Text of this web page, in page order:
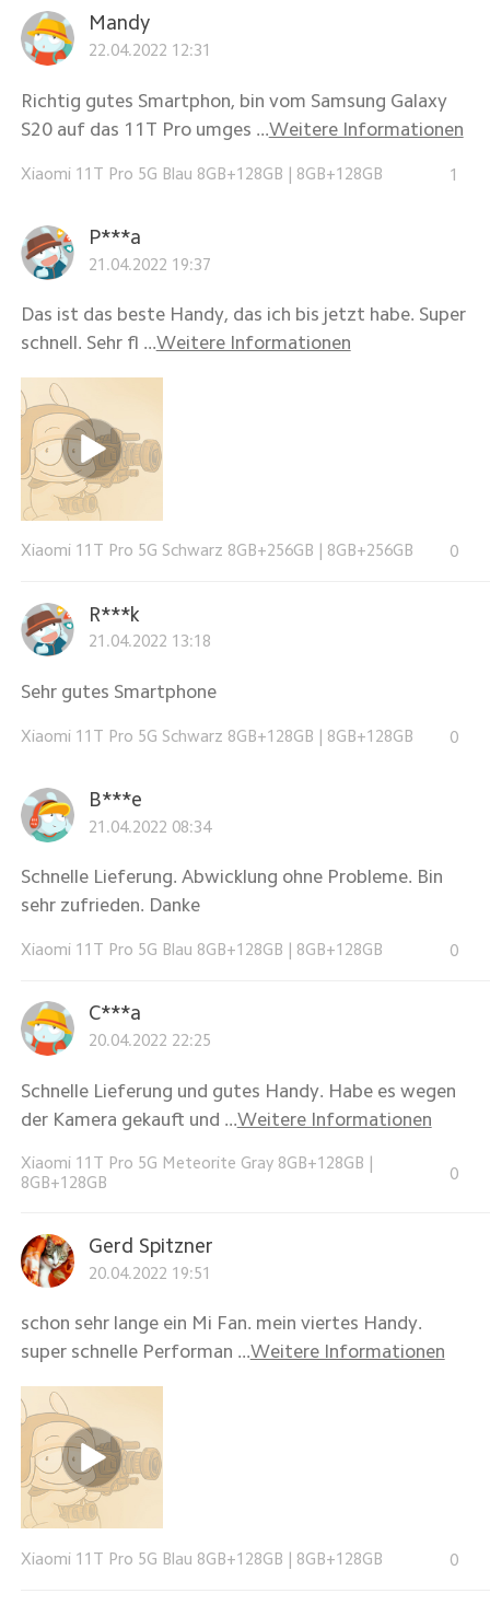
Mandy
22.04.2022 12:31
Richtig gutes Smartphon, bin vom Samsung Galaxy
S20 auf das 11T Pro umges ...Weitere Informationen
Xiaomi 11T Pro 5G Blau 8GB+128GB | 8GB+128GB 1
P***a
21.04.2022 19:37
Das ist das beste Handy, das ich bis jetzt habe. Super
schnell. Sehr fl ...Weitere Informationen
Xiaomi 11T Pro 5G Schwarz 8GB+256GB 8GB+256GB 0
R***k
21.04.2022 13:18
Sehr gutes Smartphone
Xiaomi 11T Pro 5G Schwarz 8GB+128GB | 8GB+128GB 0
B***e
21.04.2022 08:34
Schnelle Lieferung. Abwicklung ohne Probleme. Bin
sehr zufrieden. Danke
Xiaomi 11T Pro 5G Blau 8GB+128GB 8GB+128GB 0
C***a
20.04.2022 22:25
Schnelle Lieferung und gutes Handy. Habe es wegen
der Kamera gekauft und ...Weitere Informationen
Xiaomi 11T Pro 5G Meteorite Gray 8GB+128GB
8GB+128GB
0
Gerd Spitzner
20.04.2022 19:51
schon sehr lange ein Mi Fan. mein viertes Handy.
super schnelle Performan ...Weitere Informationen
Xiaomi 11T Pro 5G Blau 8GB+128GB 8GB+128GB 0